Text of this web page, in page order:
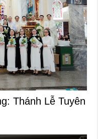
Thánh Lễ Tuyên